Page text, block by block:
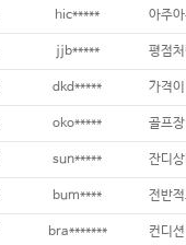
hic***** 아주
jjb***** 평점
dkd*****
oko*****
sun***** 잔디
bum****
bra*******